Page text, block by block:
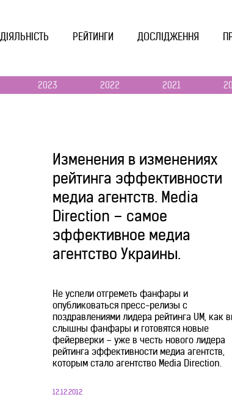
ДІЯЛЬНІСТЬ РЕЙТИНГИ ДОСЛІДЖЕННЯ
2023 2022 2021
Изменения в изменениях
рейтинга эффективности
медиа агентств. Media
Direction – самое
эффективное медиа
агентство Украины.
Не успели отгреметь фанфары и
опубликоваться пресс-релизы с
поздравлениями лидера рейтинга UM, как
слышны фанфары и готовятся новые
фейерверки – уже в честь нового лидера
рейтинга эффективности медиа агентств,
которым стало агентство Media Direction.
12.12.2012